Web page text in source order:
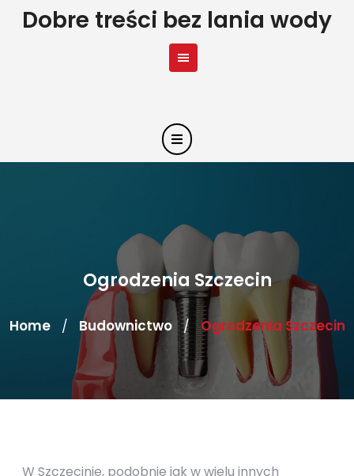
SkipDobre treści bez lania wody
Ogrodzenia Szczecin
Home / Budownictwo / Ogrodzenia Szczecin
W Szczecinie, podobnie jak w wielu innych